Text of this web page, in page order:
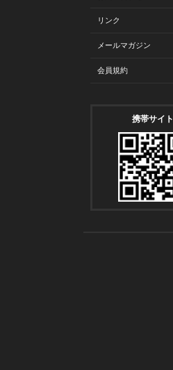
リンク
メールマガジン
会員規約
携帯サイト